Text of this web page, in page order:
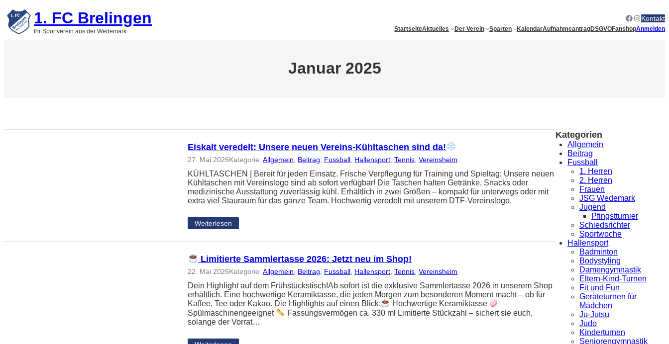
Zum
Inhalt
springen1. FC Brelingen
Ihr Sportverein aus der Wedemark
Facebook
Instagram
Kontakt
StartseiteAktuelles Der Verein Sparten KalendarAufnahmeantragDSGVOFanshopAnmelden
Januar 2025
Eiskalt veredelt: Unsere neuen Vereins-Kühltaschen sind da!
27. Mai 2026Kategorie:Allgemein Beitrag Fussball Hallensport , Tennis , Vereinsheim
KÜHLTASCHEN | Bereit für jeden Einsatz. Frische Verpflegung für Training und Spieltag: Unsere neuen
Kühltaschen mit Vereinslogo sind ab sofort verfügbar! Die Taschen halten Getränke, Snacks oder
medizinische Ausstattung zuverlässig kühl. Erhältlich in zwei Größen – kompakt für unterwegs oder mit
extra viel Stauraum für das ganze Team. Hochwertig veredelt mit unserem DTF-Vereinslogo.
Weiterlesen
Limitierte Sammlertasse 2026: Jetzt neu im Shop!
22. Mai 2026Kategorie:Allgemein Beitrag Fussball Hallensport , Tennis , Vereinsheim
Dein Highlight auf dem Frühstückstisch!Ab sofort ist die exklusive Sammlertasse 2026 in unserem Shop
erhältlich. Eine hochwertige Keramiktasse, die jeden Morgen zum besonderen Moment macht – ob für
Kaffee, Tee oder Kakao. Die Highlights auf einen Blick:
Hochwertige Keramiktasse
Spülmaschinengeeignet
Fassungsvermögen ca. 330 ml Limitierte Stückzahl – sichert sie euch,
solange der Vorrat…
Kategorien
Allgemein
Beitrag
Fussball
1. Herren
2. Herren
Frauen
JSG Wedemark
Jugend
Pfingstturnier
Schiedsrichter
Sportwoche
Hallensport
Badminton
Bodystyling
Damengymnastik
Eltern-Kind-Turnen
Fit und Fun
Geräteturnen für
Mädchen
Ju-Jutsu
Judo
Kinderturnen
Seniorengymnastik